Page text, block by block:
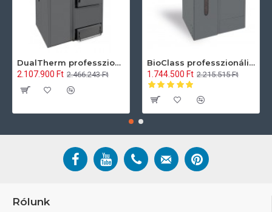
DualTherm professzionális pellet, és hasábfa tüzelésű kazán 25 kW
2.107.900 Ft 2.466.243 Ft
BioClass professzionális pellet kazán 25 kW
1.744.500 Ft 2.215.515 Ft
Rólunk